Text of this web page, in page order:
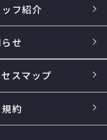
フ紹介
せ
スマップ
約